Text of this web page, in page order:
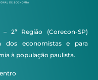
2ª Região (Corecon-SP)
dos economistas e para
à população paulista.